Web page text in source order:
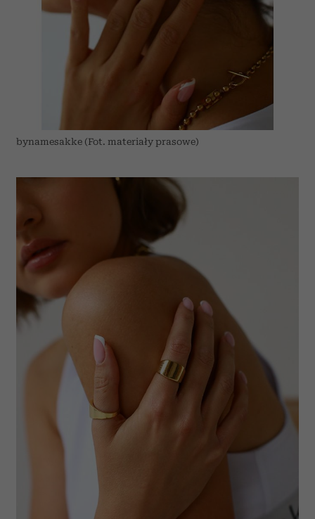
bynamesakke (Fot. materiały prasowe)